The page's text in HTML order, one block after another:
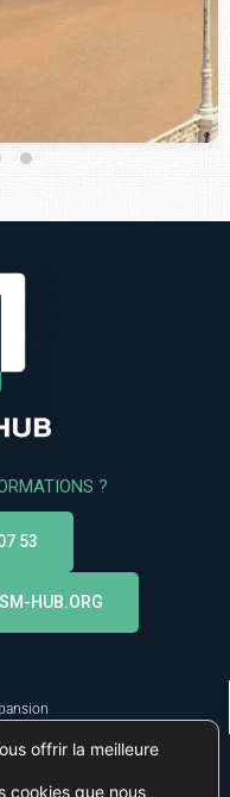
?
53
HUB.ORG
offrir la meilleure
cookies que nous